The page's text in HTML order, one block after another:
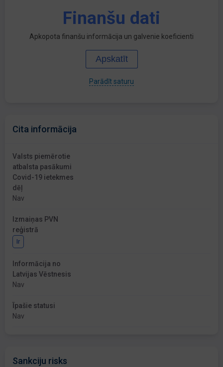
Finanšu dati
Apkopota finanšu informācija un galvenie koeficienti
Apskatīt
Parādīt saturu
Cita informācija
Valsts piemērotie
atbalsta pasākumi
Covid-19 ietekmes
dēļ
Nav
Izmaiņas PVN
reģistrā
Ir
Informācija no
Latvijas Vēstnesis
Nav
Īpašie statusi
Nav
Sankciju risks